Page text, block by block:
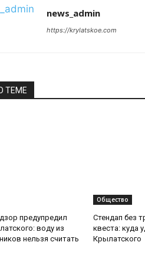
news_admin
https://krylatskoe.com
ТЕМЕ
предупредил
воду из
нельзя считать
Общество
Стендап без
квеста: куда
Крылатского